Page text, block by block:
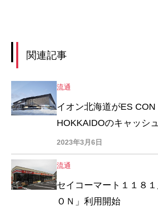
関連記事
流通
イオン北海道がES CON
HOKKAIDOのキャッシ
2023年3月6日
流通
セイコーマート１１８
ＯＮ」利用開始